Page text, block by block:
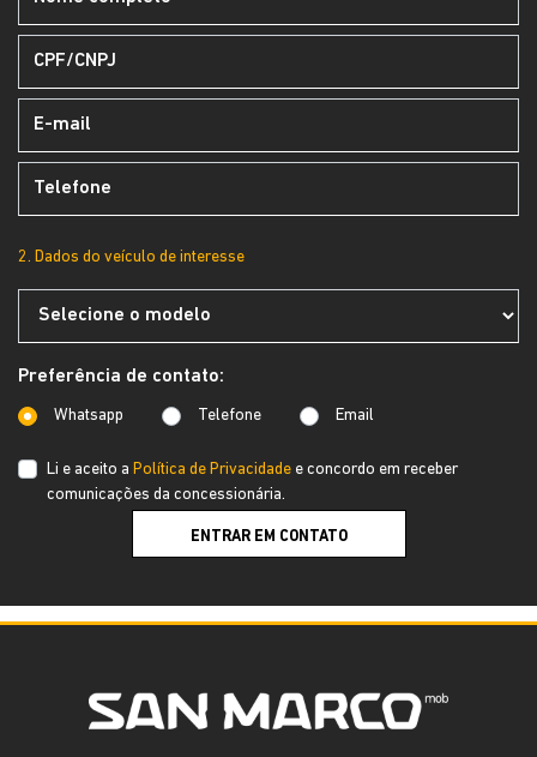
2. Dados do veículo de interesse
Preferência de contato:
Whatsapp Telefone Email
Li e aceito a Política de Privacidade e concordo em receber
comunicações da concessionária.
ENTRAR EM CONTATO